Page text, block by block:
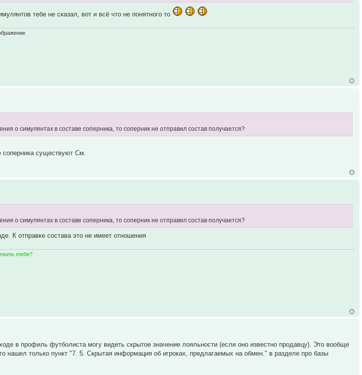
тебе не сказал, вот и всё что не понятного то
о симулянтах в составе соперника, то соперник не отправил состав получается?
существуют См.
о симулянтах в составе соперника, то соперник не отправил состав получается?
К отправке состава это не имеет отношения
тебя?
в профиль футболиста могу видеть скрытое значение лояльности (если оно известно продавцу). Это вообще
нашел только пункт "7. 5. Скрытая информация об игроках, предлагаемых на обмен." в разделе про базы